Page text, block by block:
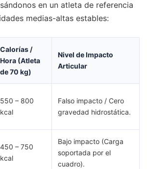
en un atleta de referencia
medias-altas estables:
Calorías /
Hora (Atleta
de 70 kg)
Nivel de Impacto
Articular
550 – 800
kcal
Falso impacto / Cero
gravedad hidrostática.
450 – 750
kcal
Bajo impacto (Carga
soportada por el
cuadro).